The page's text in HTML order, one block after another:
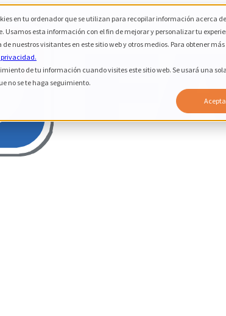
en tu ordenador que se utilizan para recopilar información acerca
Usamos esta información con el fin de mejorar y personalizar tu
nuestros visitantes en este sitio web y otros medios. Para obtener
de tu información cuando visites este sitio web. Se usará una
no se te haga seguimiento.